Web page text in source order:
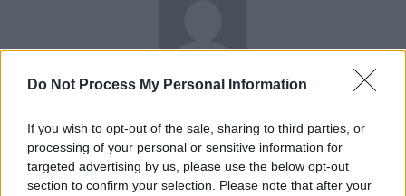
Do Not Process My Personal Information
If you wish to opt-out of the sale, sharing to third parties, or
processing of your personal or sensitive information for
targeted advertising by us, please use the below opt-out
section to confirm your selection. Please note that after your
News Santé
ARTICLES CONNEXES PLUS DE L'AUTEUR